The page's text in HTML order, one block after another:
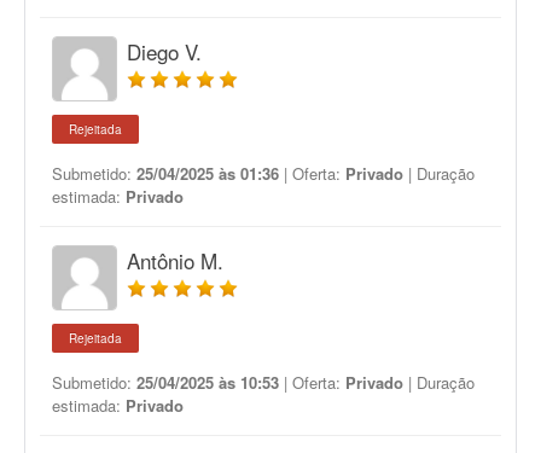
Diego V.
Rejeitada
Submetido: 25/04/2025 às 01:36 | Oferta: Privado | Duração
estimada: Privado
Antônio M.
Rejeitada
Submetido: 25/04/2025 às 10:53 | Oferta: Privado | Duração
estimada: Privado